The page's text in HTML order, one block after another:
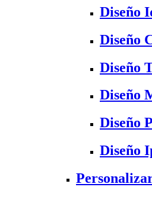
Diseño
Diseño
Diseño
Diseño
Diseño
Diseño